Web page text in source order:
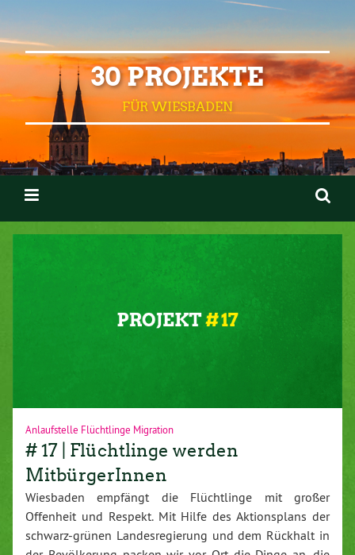
30 PROJEKTE
FÜR WIESBADEN
Anlaufstelle Flüchtlinge Migration
# 17 | Flüchtlinge werden
MitbürgerInnen
Wiesbaden empfängt die Flüchtlinge mit großer
Offenheit und Respekt. Mit Hilfe des Aktionsplans der
schwarz-grünen Landesregierung und dem Rückhalt in